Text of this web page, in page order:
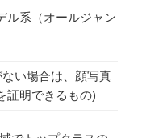
ル系（オールジャン
い場合は、顔写真
証明できるもの)